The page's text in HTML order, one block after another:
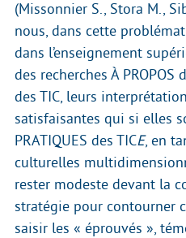
(Missonnier S., Stora M.,
nous, dans cette
dans l’enseignement
des recherches À PROPOS
des TIC, leurs
satisfaisantes qui si elles
PRATIQUES des TICE, en
culturelles
rester modeste devant la
stratégie pour contourner
saisir les « éprouvés »,